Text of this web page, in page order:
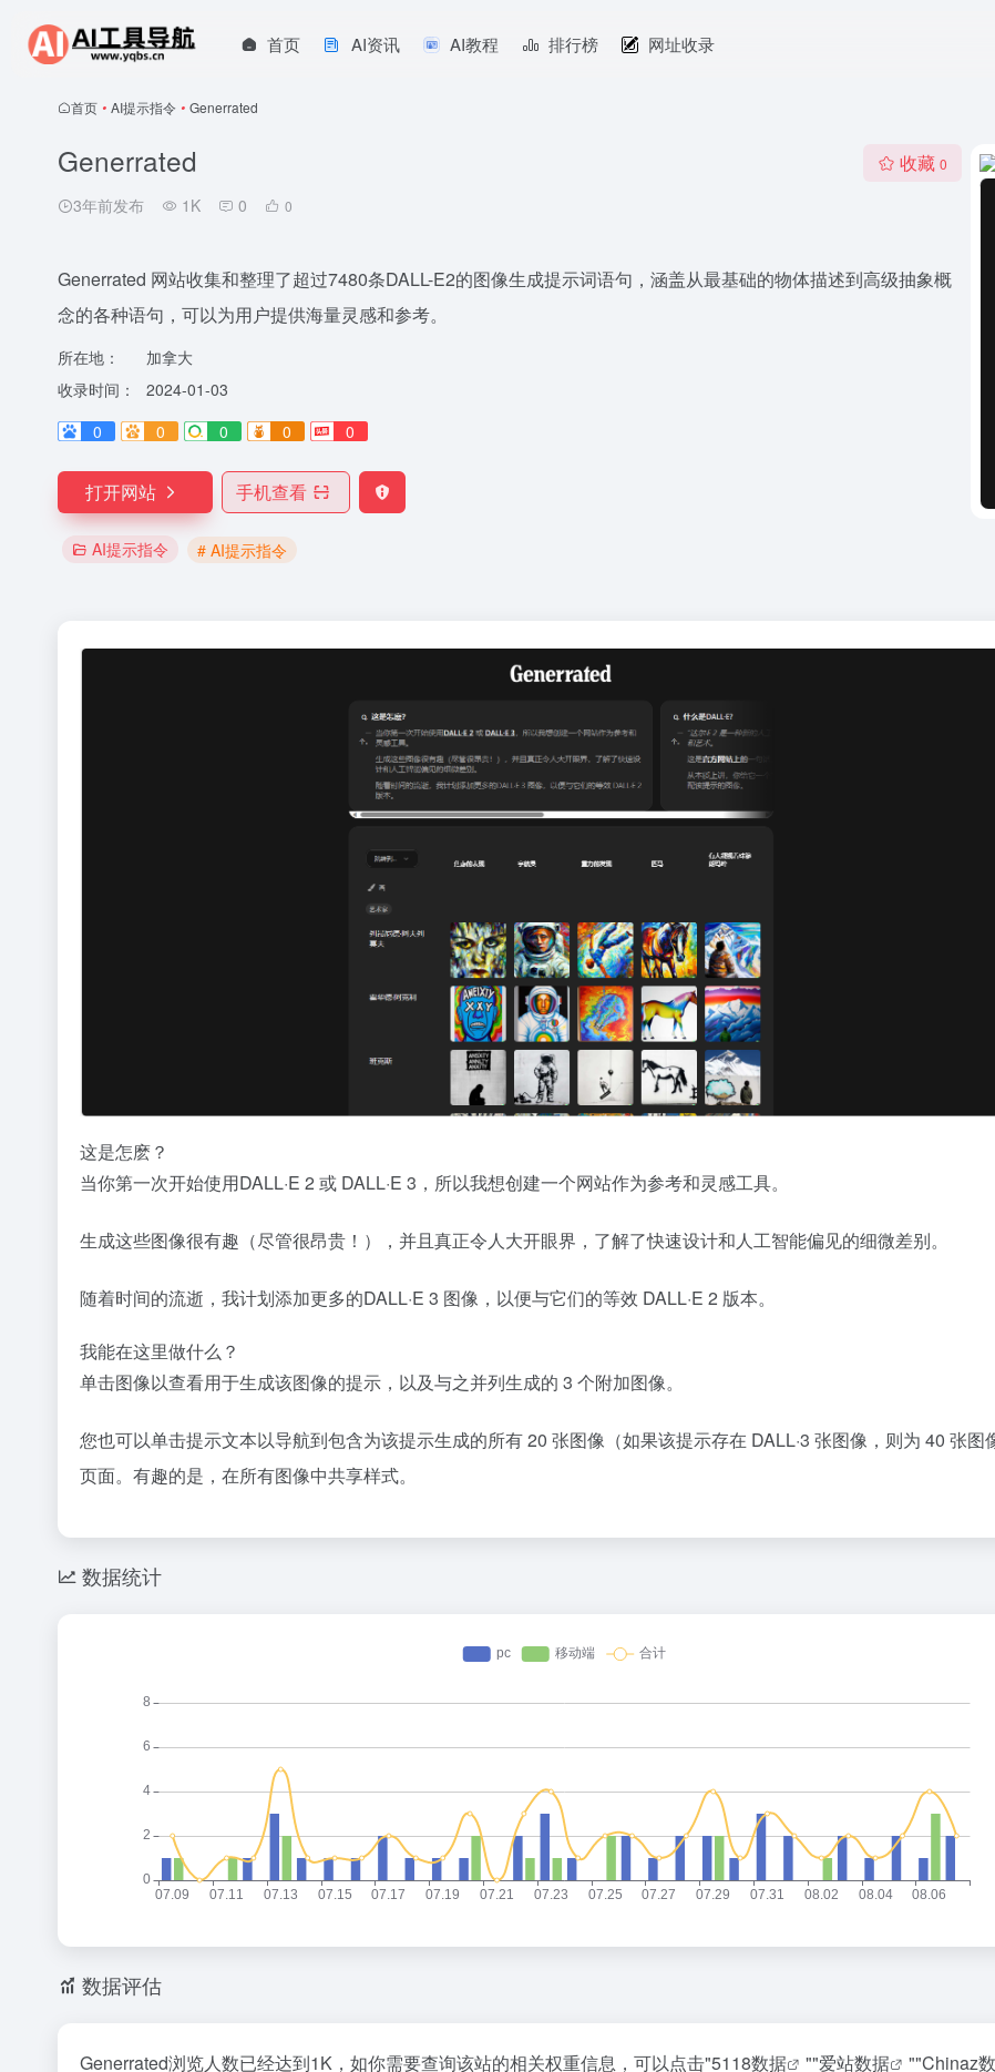
首页 AI资讯 AI教程 排行榜 网址收录
首页 • AI提示指令 • Generrated
Generrated
3年前发布 1K 0 0
收藏 0
Generrated 网站收集和整理了超过7480条DALL-E2的图像生成提示词语句，涵盖从最基础的物体描述到高级抽象概
念的各种语句，可以为用户提供海量灵感和参考。
所在地：
加拿大
收录时间：
2024-01-03
0
0 0 0 0
打开网站 手机查看
AI提示指令 # AI提示指令
这是怎麽？
当你第一次开始使用DALL·E 2 或 DALL·E 3，所以我想创建一个网站作为参考和灵感工具。
生成这些图像很有趣（尽管很昂贵！），并且真正令人大开眼界，了解了快速设计和人工智能偏见的细微差别。
随着时间的流逝，我计划添加更多的DALL·E 3 图像，以便与它们的等效 DALL·E 2 版本。
我能在这里做什么？
单击图像以查看用于生成该图像的提示，以及与之并列生成的 3 个附加图像。
您也可以单击提示文本以导航到包含为该提示生成的所有 20 张图像（如果该提示存在 DALL·3 张图像，则为 40 张图
页面。有趣的是，在所有图像中共享样式。
数据统计
数据评估
Generrated浏览人数已经达到1K，如你需要查询该站的相关权重信息，可以点击"5118数据 ""爱站数据 ""Chinaz